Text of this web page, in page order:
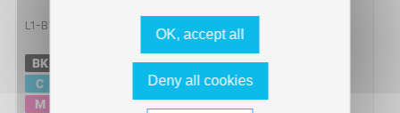
L1-BTTN243_BCMY
1000 pages
1000 pages
1000 pages
OK, accept all
Deny all cookies